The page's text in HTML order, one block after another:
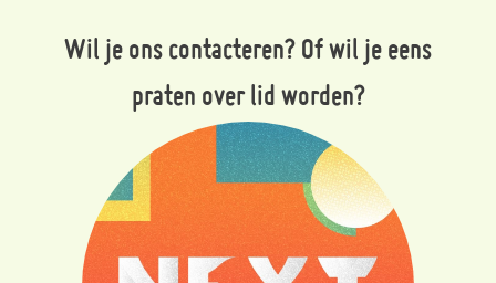
Wil je ons contacteren? Of wil je eens
praten over lid worden?